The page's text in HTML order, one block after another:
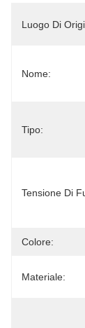
Luogo Di
Nome:
Tipo:
Tensione Di
Colore:
Materiale: